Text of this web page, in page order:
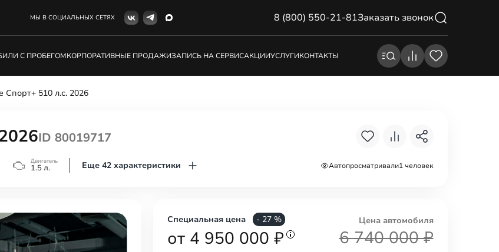
МЫ В СОЦИАЛЬНЫХ СЕТЯХ 8 (800) 550-21-81Заказать звонок
С ПРОБЕГОМКОРПОРАТИВНЫЕ ПРОДАЖИЗАПИСЬ НА СЕРВИСАКЦИИУСЛУГИКОНТАКТЫ
Спорт+ 510 л.с. 2026
ID 80019717
Двигатель
1.5 л. Еще 42 характеристики Автопросматривали1 человек
Специальная цена - 27 %
от 4 950 000 ₽
Цена автомобиля
6 740 000 ₽